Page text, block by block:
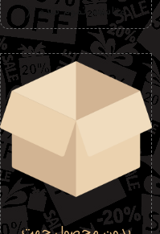
متاسفم تموم شدم :(